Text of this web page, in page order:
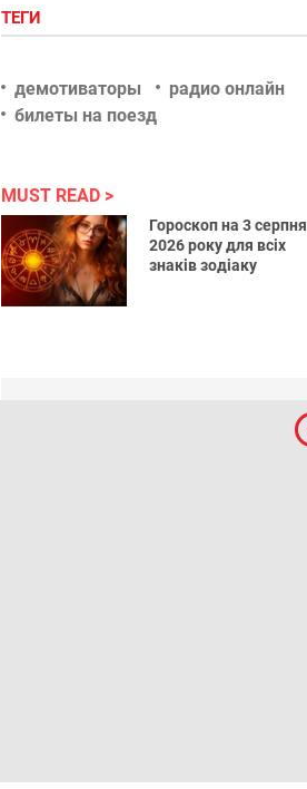
ТЕГИ
демотиваторы
радио онлайн
билеты на поезд
MUST READ
Гороскоп на 3 серпня
2026 року для всіх
знаків зодіаку